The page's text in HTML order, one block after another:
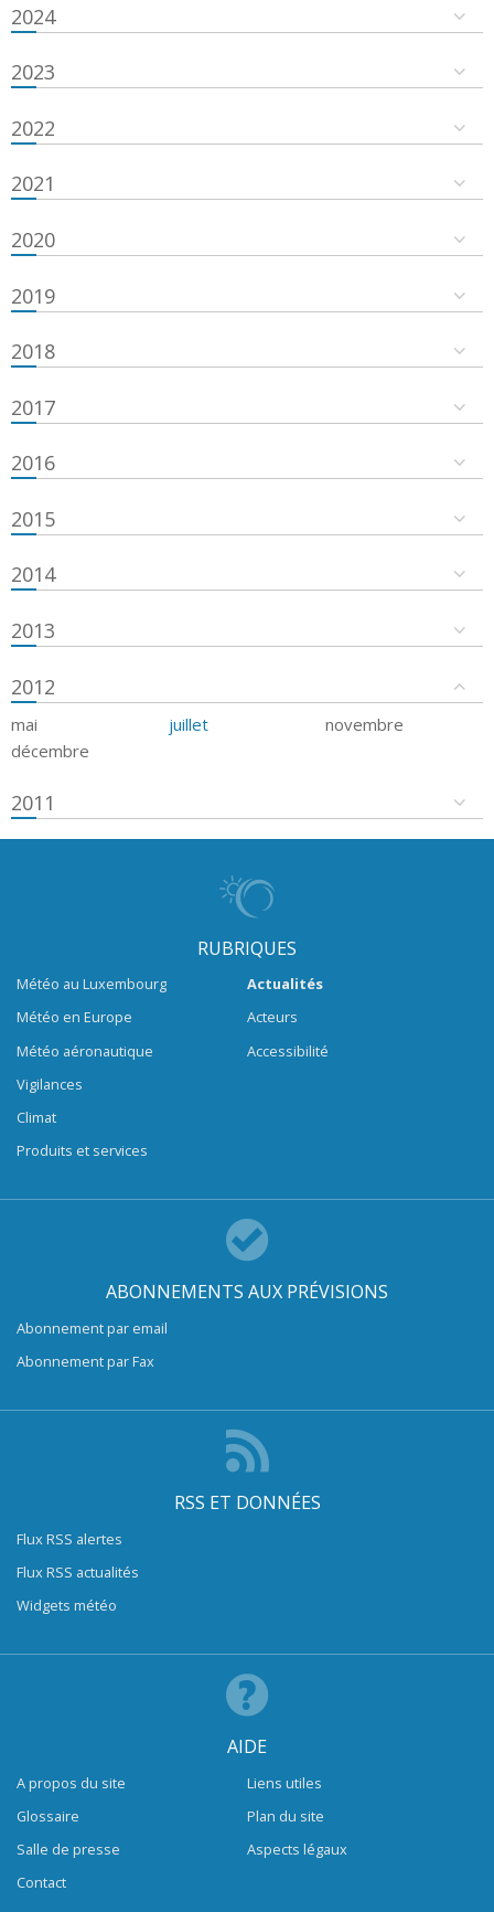
2024
2023
2022
2021
2020
2019
2018
2017
2016
2015
2014
2013
2012
mai juillet
novembre
décembre
2011
RUBRIQUES
Météo au Luxembourg
Météo en Europe
Météo aéronautique
Vigilances
Climat
Produits et services
Actualités
Acteurs
Accessibilité
ABONNEMENTS AUX PRÉVISIONS
Abonnement par email
Abonnement par Fax
RSS ET DONNÉES
Flux RSS alertes
Flux RSS actualités
Widgets météo
AIDE
A propos du site
Glossaire
Salle de presse
Contact
Liens utiles
Plan du site
Aspects légaux